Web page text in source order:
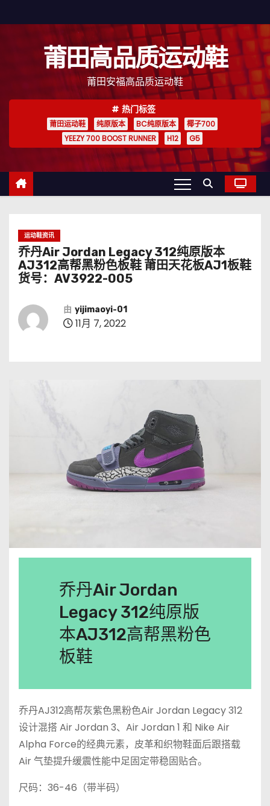
至
莆田高品质运动鞋
莆田安福高品质运动鞋
热门标签
莆田运动鞋 纯原版本 BC纯原版本
椰子700
YEEZY 700 BOOST RUNNER
H12 G5
运动鞋资讯
乔丹Air Jordan Legacy 312纯原版本
AJ312高帮黑粉色板鞋 莆田天花板AJ1板鞋
货号：AV3922-005
由 yijimaoyi-01
11月 7, 2022
乔丹Air Jordan
Legacy 312纯原版
本AJ312高帮黑粉色
板鞋
乔丹AJ312高帮灰紫色黑粉色Air Jordan Legacy 312
设计混搭 Air Jordan 3、Air Jordan 1 和 Nike Air
Alpha Force的经典元素，皮革和织物鞋面后跟搭载
Air 气垫提升缓震性能中足固定带稳固贴合。
尺码：36-46（带半码）